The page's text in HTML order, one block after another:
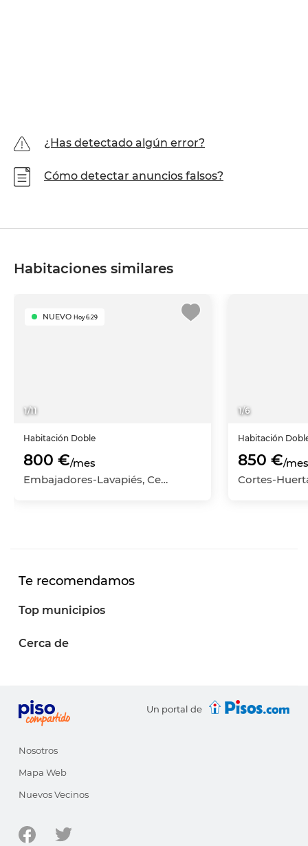
¿Has detectado algún error?
Cómo detectar anuncios falsos?
Habitaciones similares
1/11
NUEVO Hoy 6:29
Habitación Doble
800 €/mes
Embajadores-Lavapiés, Centro, Madrid Capital, Madrid
1/6
Habitación
850 €/mes
Te recomendamos
Top municipios
Cerca de
Un portal de
Nosotros
Mapa Web
Nuevos Vecinos